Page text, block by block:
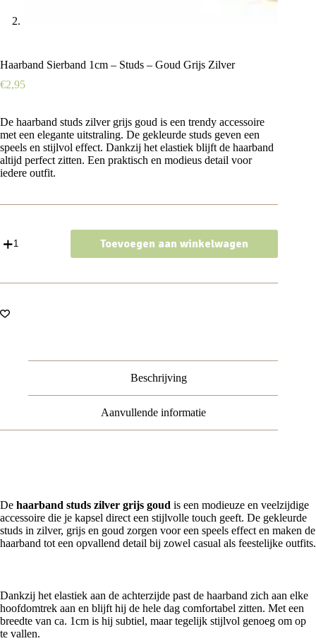
Haarband Sierband 1cm – Studs – Goud Grijs Zilver
€2,95
De haarband studs zilver grijs goud is een trendy accessoire
met een elegante uitstraling. De gekleurde studs geven een
speels en stijlvol effect. Dankzij het elastiek blijft de haarband
altijd perfect zitten. Een praktisch en modieus detail voor
iedere outfit.
Sierband
Studs
Grijs
Toevoegen aan winkelwagen
Beschrijving
Aanvullende informatie
De haarband studs zilver grijs goud is een modieuze en veelzijdige
accessoire die je kapsel direct een stijlvolle touch geeft. De gekleurde
studs in zilver, grijs en goud zorgen voor een speels effect en maken de
haarband tot een opvallend detail bij zowel casual als feestelijke outfits.
Dankzij het elastiek aan de achterzijde past de haarband zich aan elke
hoofdomtrek aan en blijft hij de hele dag comfortabel zitten. Met een
breedte van ca. 1cm is hij subtiel, maar tegelijk stijlvol genoeg om op
te vallen.